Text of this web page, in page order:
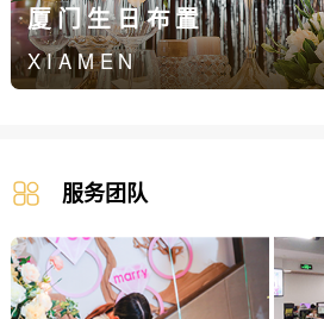
厦门生日布置
XIAMEN
服务团队